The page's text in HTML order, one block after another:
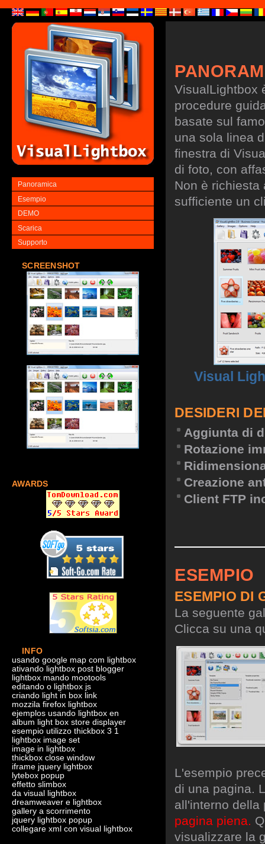
Panoramica
Esempio
DEMO
Scarica
Supporto
SCREENSHOT
AWARDS
INFO
usando google map com lightbox
ativando lightbox post blogger
lightbox mando mootools
editando o lightbox js
criando light in box link
mozzila firefox lightbox
ejemplos usando lightbox en
album light box store displayer
esempio utilizzo thickbox 3 1
lightbox image set
image in lightbox
thickbox close window
iframe jquery lightbox
lytebox popup
effetto slimbox
da visual lightbox
dreamweaver e lightbox
gallery a scorrimento
jquery lightbox popup
collegare xml con visual lightbox
VisualLightbox
procedure
basate sul
una sola linea
finestra di
di foto, con
Non è richiesta
sufficiente un
Visual
DESIDERI
Aggiunta di
Rotazione
Creazione
Client FTP
ESEMPIO
ESEMPIO DI
La seguente
Clicca su una
L'esempio
di una pagina.
all'interno
pagina piena.
visualizzare la